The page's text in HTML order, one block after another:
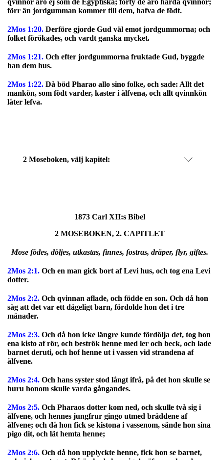
qvinnor äro ej som de Egyptiska; förty de äro hårda qvinnor;
förr än jordgumman kommer till dem, hafva de födt.
2Mos 1:20. Derföre gjorde Gud väl emot jordgummorna; och
folket förökades, och vardt ganska mycket.
2Mos 1:21. Och efter jordgummorna fruktade Gud, byggde
han dem hus.
2Mos 1:22. Då böd Pharao allo sino folke, och sade: Allt det
mankön, som födt varder, kaster i älfvena, och allt qvinnkön
låter lefva.
2 Moseboken, välj kapitel:
1873 Carl XII:s Bibel
2 MOSEBOKEN, 2. CAPITLET
Mose födes, döljes, utkastas, finnes, fostras, dräper, flyr, giftes.
2Mos 2:1. Och en man gick bort af Levi hus, och tog ena Levi
dotter.
2Mos 2:2. Och qvinnan aflade, och födde en son. Och då hon
såg att det var ett dägeligt barn, fördolde hon det i tre
månader.
2Mos 2:3. Och då hon icke längre kunde fördölja det, tog hon
ena kisto af rör, och beströk henne med ler och beck, och lade
barnet deruti, och hof henne ut i vassen vid strandena af
älfvene.
2Mos 2:4. Och hans syster stod långt ifrå, på det hon skulle se
huru honom skulle varda gångandes.
2Mos 2:5. Och Pharaos dotter kom ned, och skulle två sig i
älfvene, och hennes jungfrur gingo utmed bräddene af
älfvene; och då hon fick se kistona i vassenom, sände hon sina
pigo dit, och lät hemta henne;
2Mos 2:6. Och då hon upplyckte henne, fick hon se barnet,